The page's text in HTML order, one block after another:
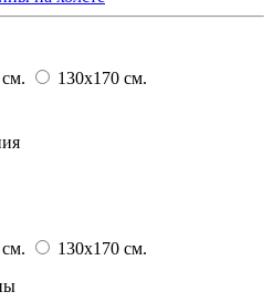
cм. 130x170 cм.
cм. 130x170 cм.